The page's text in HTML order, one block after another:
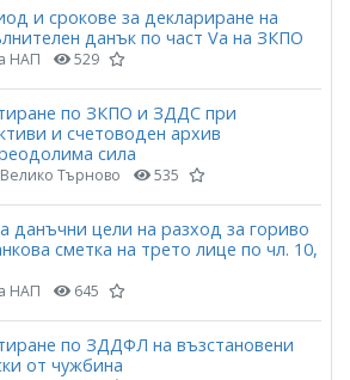
и срокове за деклариране на
данък по част Vа на ЗКПО
НАП 529
по ЗКПО и ЗДДС при
и счетоводен архив
сила
Търново 535
данъчни цели на разход за гориво
сметка на трето лице по чл. 10,
НАП 645
по ЗДДФЛ на възстановени
от чужбина